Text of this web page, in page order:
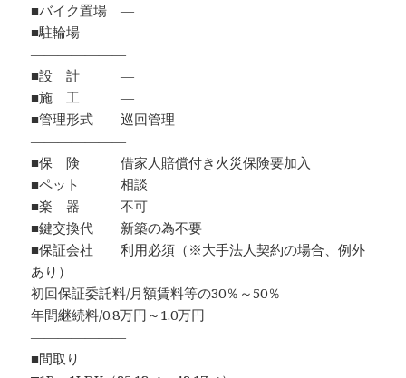
■バイク置場 ―
■駐輪場 ―
―――――――
■設 計 ―
■施 工 ―
■管理形式 巡回管理
―――――――
■保 険 借家人賠償付き火災保険要加入
■ペット 相談
■楽 器 不可
■鍵交換代 新築の為不要
■保証会社 利用必須（※大手法人契約の場合、例外
あり）
初回保証委託料/月額賃料等の30％～50％
年間継続料/0.8万円～1.0万円
―――――――
■間取り